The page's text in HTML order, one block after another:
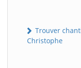
Trouver
Christophe